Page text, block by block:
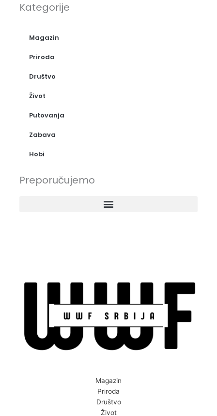
Kategorije
Magazin
Priroda
Društvo
Život
Putovanja
Zabava
Hobi
Preporučujemo
Magazin
Priroda
Društvo
Život